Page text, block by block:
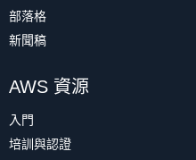
部落格
新聞稿
AWS 資源
入門
培訓與認證